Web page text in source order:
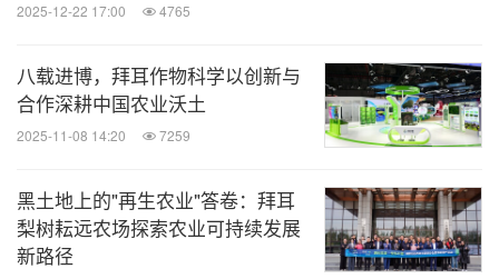
让再生农业技术体系在我国不同区域中找到自己的路
拜耳昌平耘远农场负责人、北京银黄绿色农业生态园
要从认知上提升概念，先武装头脑再去实践，在种
植、管理模式等层面对农民加强培训。银黄农场在发
展过程中得到了政府机构、农业专家和行业的支持，
2025-12-22 17:00 4765
八载进博，拜耳作物科学以创新与
合作深耕中国农业沃土
2025-11-08 14:20 7259
黑土地上的"再生农业"答卷：拜耳
梨树耘远农场探索农业可持续发展
新路径